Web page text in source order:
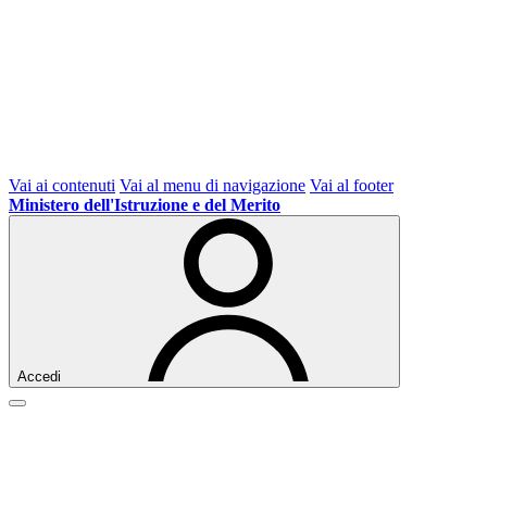
Vai ai contenuti Vai al menu di navigazione Vai al footer
Ministero dell'Istruzione e del Merito
Accedi